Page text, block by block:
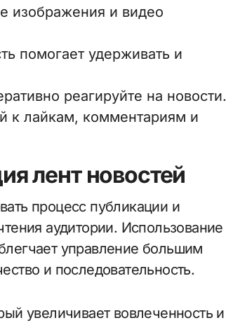
изображения и видео
помогает удерживать и
реагируйте на новости.
к лайкам, комментариям и
лент новостей
процесс публикации и
аудитории. Использование
управление большим
и последовательность.
увеличивает вовлеченность и